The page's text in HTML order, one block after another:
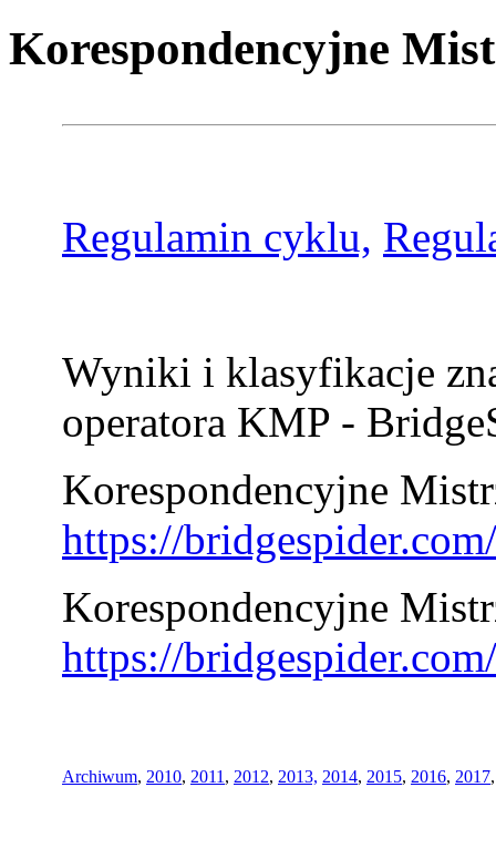
Korespondencyjne
Regulamin cyklu,
Wyniki i klasyfikacje
operatora KMP -
Korespondencyjne
https://
Korespondencyjne
https://
Archiwum, 2010, 2011 , 2012, 2013, 2014, 2015, 2016, 2017